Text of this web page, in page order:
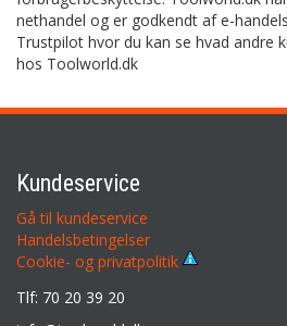
nethandel og er godkendt af e-
Trustpilot hvor du kan se hvad andre
hos Toolworld.dk
Kundeservice
Gå til kundeservice
Handelsbetingelser
Cookie- og privatpolitik
Tlf: 70 20 39 20